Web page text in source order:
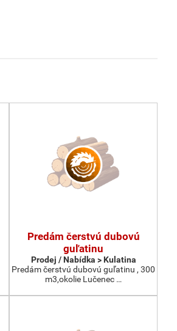
Predám čerstvú dubovú
guľatinu
Prodej / Nabídka > Kulatina
Predám čerstvú dubovú guľatinu , 300
m3,okolie Lučenec …